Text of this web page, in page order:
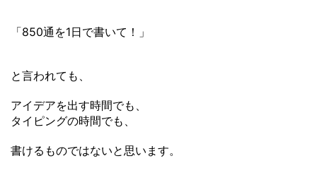
「850通を1日で書いて！」
と言われても、
アイデアを出す時間でも、
タイピングの時間でも、
書けるものではないと思います。